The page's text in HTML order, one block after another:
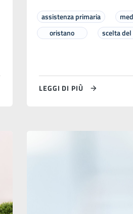
assistenza primaria
oristano
scelta
LEGGI DI PIÙ